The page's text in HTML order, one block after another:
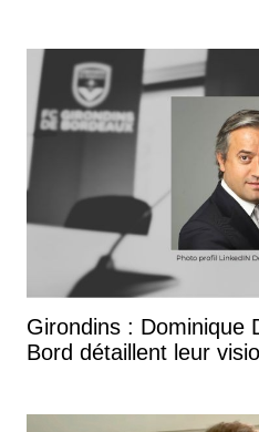
Girondins : Dominique
Bord détaillent leur